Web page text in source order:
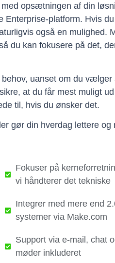
opsætningen af din
Enterprise-platform. Hvis
også en mulighed.
du kan fokusere på det,
uanset om du vælger
at du får mest muligt
til, hvis du ønsker det.
gør din hverdag lettere og
Fokuser på
vi håndterer det tekniske​
Integrer med mere end
systemer via Make.com
Support via e-mail, chat
møder inkluderet